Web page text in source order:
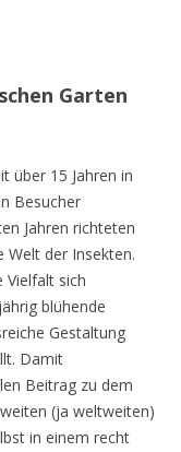
Garten
über 15 Jahren in
Besucher
Jahren richteten
Welt der Insekten.
Vielfalt sich
blühende
Gestaltung
Damit
Beitrag zu dem
(ja weltweiten)
in einem recht